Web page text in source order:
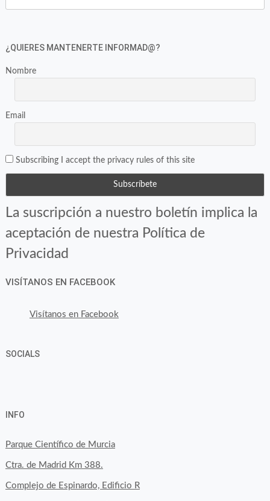
¿QUIERES MANTENERTE INFORMAD@?
Nombre
Email
Subscribing I accept the privacy rules of this site
La suscripción a nuestro boletín implica la
aceptación de nuestra Política de
Privacidad
VISÍTANOS EN FACEBOOK
Visítanos en Facebook
SOCIALS
byfoodtopia
en
Facebook
byfoodtopia
en
Twitter
byfoodtopia
en
Instagram
INFO
Parque Científico de Murcia
Ctra. de Madrid Km 388.
Complejo de Espinardo, Edificio R